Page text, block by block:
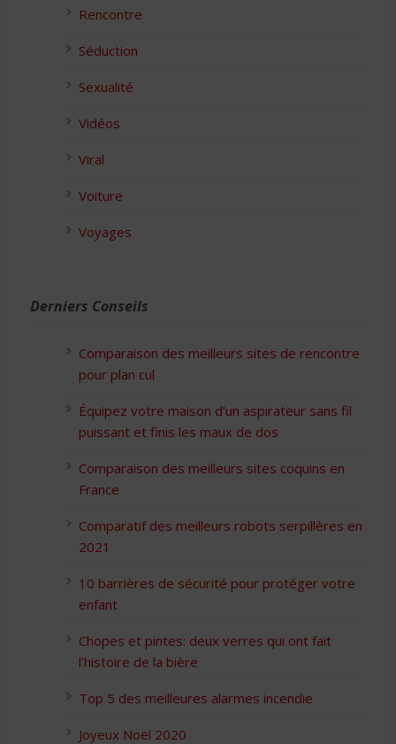
Rencontre
Séduction
Sexualité
Vidéos
Viral
Voiture
Voyages
Derniers Conseils
Comparaison des meilleurs sites de rencontre
pour plan cul
Équipez votre maison d’un aspirateur sans fil
puissant et finis les maux de dos
Comparaison des meilleurs sites coquins en
France
Comparatif des meilleurs robots serpillères en
2021
10 barrières de sécurité pour protéger votre
enfant
Chopes et pintes: deux verres qui ont fait
l’histoire de la bière
Top 5 des meilleures alarmes incendie
Joyeux Noël 2020